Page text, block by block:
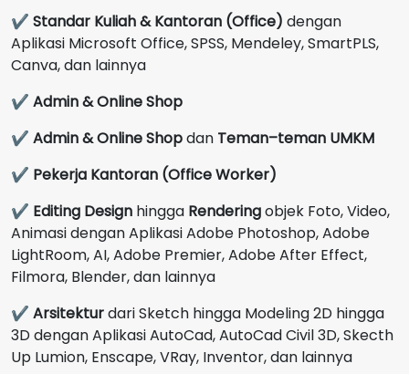
✔ Standar Kuliah & Kantoran (Office) dengan
Aplikasi Microsoft Office, SPSS, Mendeley, SmartPLS,
Canva, dan lainnya
✔ Admin & Online Shop
✔ Admin & Online Shopdan Teman–teman UMKM
✔ Pekerja Kantoran (Office Worker)
✔ Editing Design hingga Renderingobjek Foto, Video,
Animasi dengan Aplikasi Adobe Photoshop, Adobe
LightRoom, AI, Adobe Premier, Adobe After Effect,
Filmora, Blender, dan lainnya
✔ Arsitekturdari Sketch hingga Modeling 2D hingga
3D dengan Aplikasi AutoCad, AutoCad Civil 3D, Skecth
Up Lumion, Enscape, VRay, Inventor, dan lainnya